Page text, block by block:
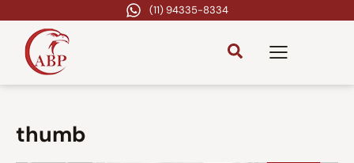
(11) 94335-8334
thumb